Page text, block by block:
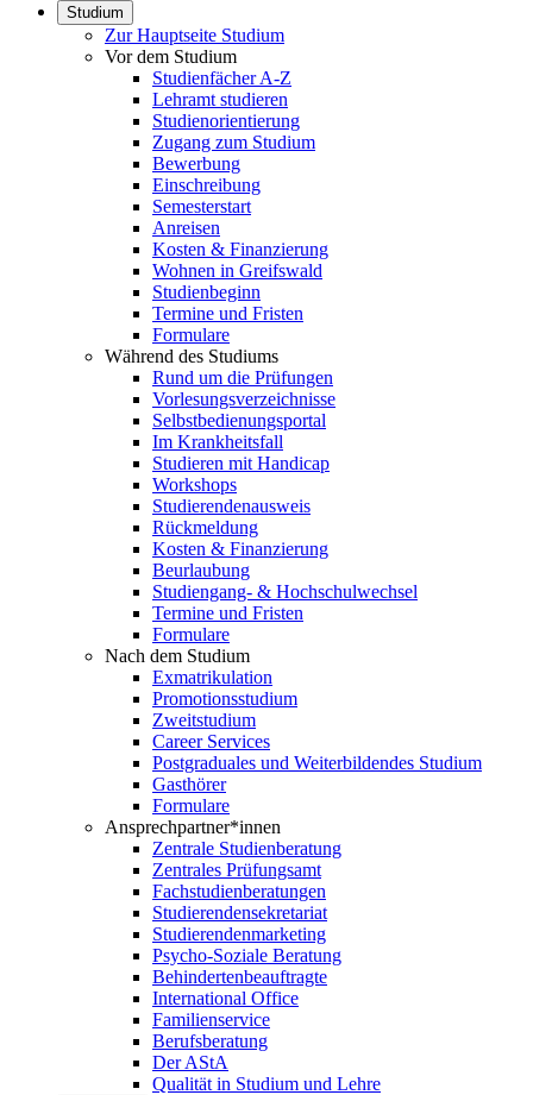
Studium
Zur Hauptseite Studium
Vor dem Studium
Studienfächer A-Z
Lehramt studieren
Studienorientierung
Zugang zum Studium
Bewerbung
Einschreibung
Semesterstart
Anreisen
Kosten & Finanzierung
Wohnen in Greifswald
Studienbeginn
Termine und Fristen
Formulare
Während des Studiums
Rund um die Prüfungen
Vorlesungsverzeichnisse
Selbstbedienungsportal
Im Krankheitsfall
Studieren mit Handicap
Workshops
Studierendenausweis
Rückmeldung
Kosten & Finanzierung
Beurlaubung
Studiengang- & Hochschulwechsel
Termine und Fristen
Formulare
Nach dem Studium
Exmatrikulation
Promotionsstudium
Zweitstudium
Career Services
Postgraduales und Weiterbildendes Studium
Gasthörer
Formulare
Ansprechpartner*innen
Zentrale Studienberatung
Zentrales Prüfungsamt
Fachstudienberatungen
Studierendensekretariat
Studierendenmarketing
Psycho-Soziale Beratung
Behindertenbeauftragte
International Office
Familienservice
Berufsberatung
Der AStA
Qualität in Studium und Lehre